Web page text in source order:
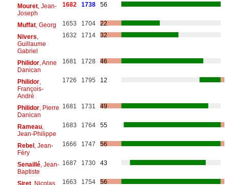
Mouret, Jean-
Joseph
1682 1738 56
Muffat, Georg 1653 1704
22
Nivers
Guillaume
Gabriel
1632 1714 32
Philidor, Anne
Danican
1681 1728 46
Philidor,
François-
André
1726 1795 12
Philidor, Pierre
Danican
1681 1731 49
Rameau,
Jean-Philippe
1683 1764 55
Rebel, Jean-
Féry
1666 1747 56
Senaillé, Jean-
Baptiste
1687 1730 43
Siret, Nicolas 1663 1754
56